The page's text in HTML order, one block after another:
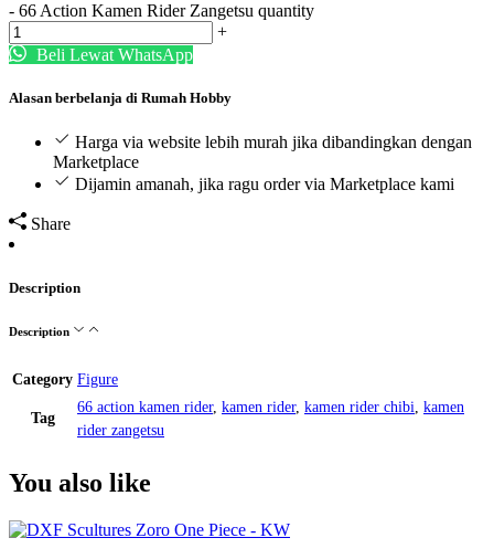
- 66 Action Kamen Rider Zangetsu quantity
+
Beli Lewat WhatsApp
Alasan berbelanja di Rumah Hobby
Harga via website lebih murah jika dibandingkan dengan
Marketplace
Dijamin amanah, jika ragu order via Marketplace kami
Share
Description
Description
Category Figure
Tag
66 action kamen rider, kamen rider, kamen rider chibi, kamen
rider zangetsu
You also like